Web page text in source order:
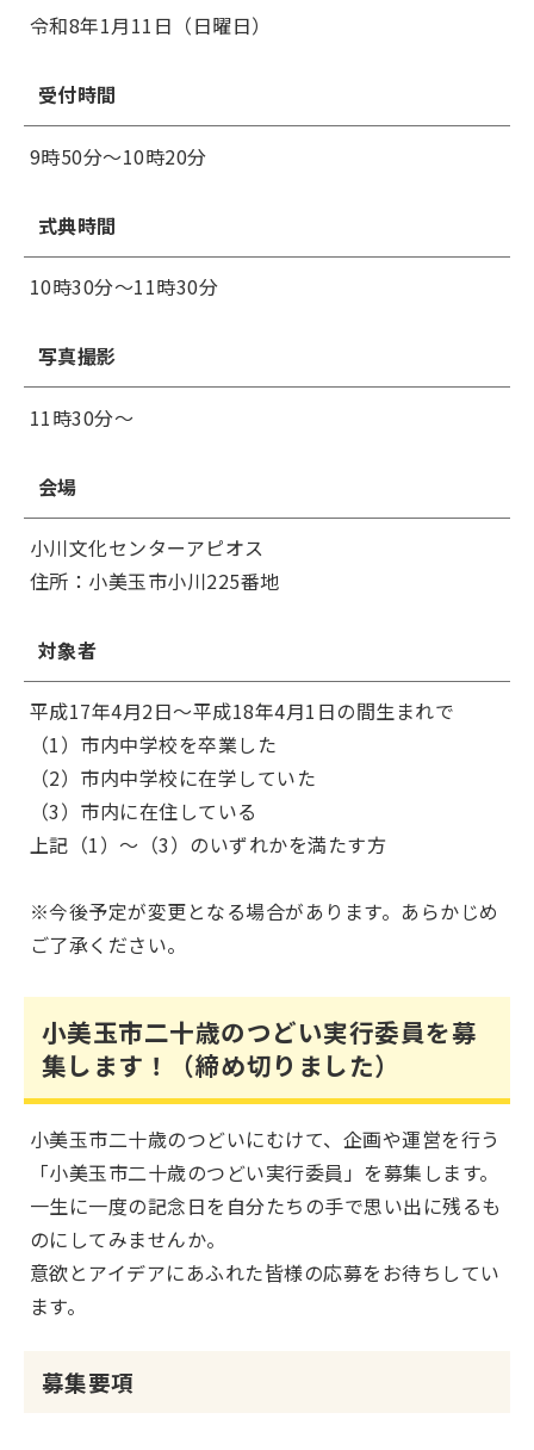
令和8年1月11日（日曜日）
受付時間
9時50分～10時20分
式典時間
10時30分～11時30分
写真撮影
11時30分～
会場
小川文化センターアピオス
住所：小美玉市小川225番地
対象者
平成17年4月2日～平成18年4月1日の間生まれで
（1）市内中学校を卒業した
（2）市内中学校に在学していた
（3）市内に在住している
上記（1）～（3）のいずれかを満たす方
※今後予定が変更となる場合があります。あらかじめ
ご了承ください。
小美玉市二十歳のつどい実行委員を募
集します！（締め切りました）
小美玉市二十歳のつどいにむけて、企画や運営を行う
「小美玉市二十歳のつどい実行委員」を募集します。
一生に一度の記念日を自分たちの手で思い出に残るも
のにしてみませんか。
意欲とアイデアにあふれた皆様の応募をお待ちしてい
ます。
募集要項